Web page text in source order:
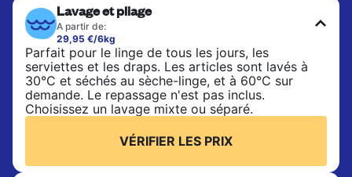
Lavage et pliage
A partir de:
29,95 €/6kg
Parfait pour le linge de tous les jours, les
serviettes et les draps. Les articles sont lavés à
30°C et séchés au sèche-linge, et à 60°C sur
demande. Le repassage n'est pas inclus.
Choisissez un lavage mixte ou séparé.
VÉRIFIER LES PRIX